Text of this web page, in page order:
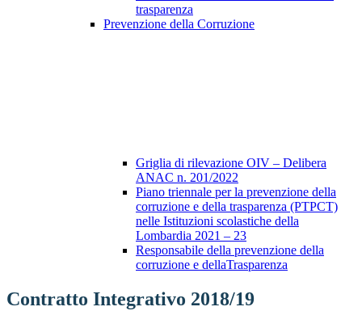
trasparenza
Prevenzione della Corruzione
Griglia di rilevazione OIV – Delibera
ANAC n. 201/2022
Piano triennale per la prevenzione della
corruzione e della trasparenza (PTPCT)
nelle Istituzioni scolastiche della
Lombardia 2021 – 23
Responsabile della prevenzione della
corruzione e dellaTrasparenza
Contratto Integrativo 2018/19